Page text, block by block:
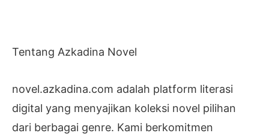
Tentang Azkadina Novel
novel.azkadina.com adalah platform literasi
digital yang menyajikan koleksi novel pilihan
dari berbagai genre. Kami berkomitmen